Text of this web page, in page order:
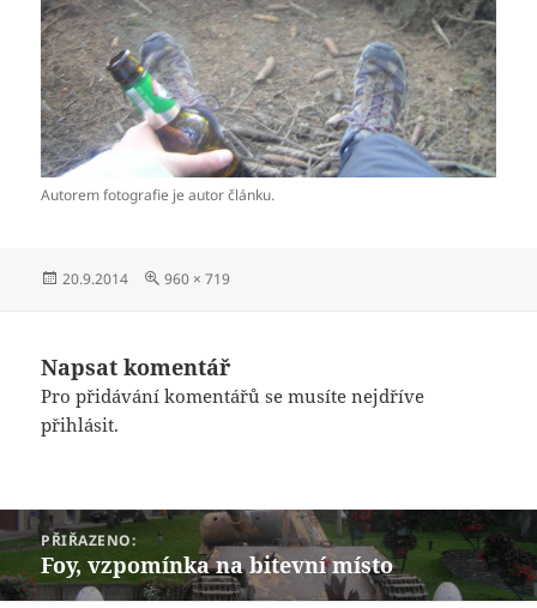
Autorem fotografie je autor článku.
Publikováno:
20.9.2014
Původní
960 × 719
Napsat komentář
Pro přidávání komentářů se musíte nejdříve
přihlásit.
Navigace
pro
příspěvek
PŘIŘAZENO:
Foy, vzpomínka na bitevní místo